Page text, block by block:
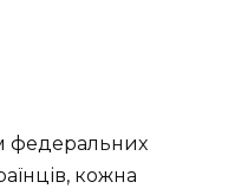
федеральних
кожна